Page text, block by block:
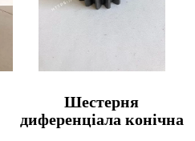
Шестерня
диференціала конічна